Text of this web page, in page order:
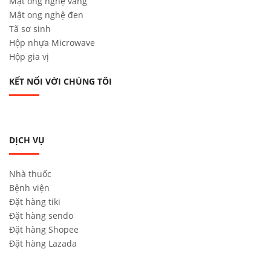
Mật ong nghệ đen
Tã sơ sinh
Hộp nhựa Microwave
Hộp gia vị
KẾT NỐI VỚI CHÚNG TÔI
DỊCH VỤ
Nhà thuốc
Bệnh viện
Đặt hàng tiki
Đặt hàng sendo
Đặt hàng Shopee
Đặt hàng Lazada